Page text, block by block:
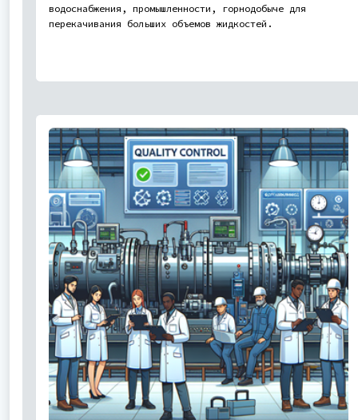
водоснабжения, промышленности, горнодобыче для
перекачивания больших объемов жидкостей.